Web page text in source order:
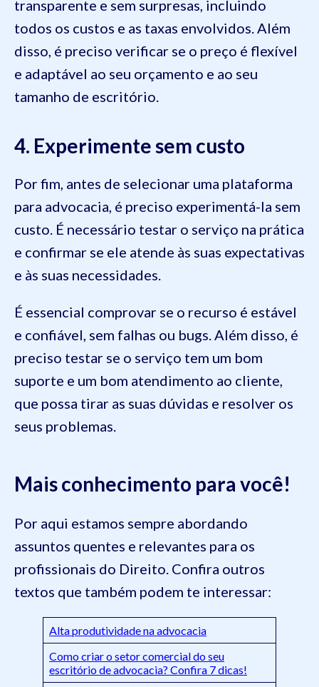
transparente e sem surpresas, incluindo
todos os custos e as taxas envolvidos. Além
disso, é preciso verificar se o preço é flexível
e adaptável ao seu orçamento e ao seu
tamanho de escritório.
4. Experimente sem custo
Por fim, antes de selecionar uma plataforma
para advocacia, é preciso experimentá-la sem
custo. É necessário testar o serviço na prática
e confirmar se ele atende às suas expectativas
e às suas necessidades.
É essencial comprovar se o recurso é estável
e confiável, sem falhas ou bugs. Além disso, é
preciso testar se o serviço tem um bom
suporte e um bom atendimento ao cliente,
que possa tirar as suas dúvidas e resolver os
seus problemas.
Mais conhecimento para você!
Por aqui estamos sempre abordando
assuntos quentes e relevantes para os
profissionais do Direito. Confira outros
textos que também podem te interessar:
Alta produtividade na advocacia
Como criar o setor comercial do seu
escritório de advocacia? Confira 7 dicas!